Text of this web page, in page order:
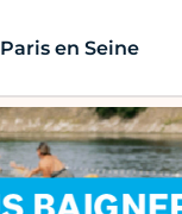
Paris en Seine